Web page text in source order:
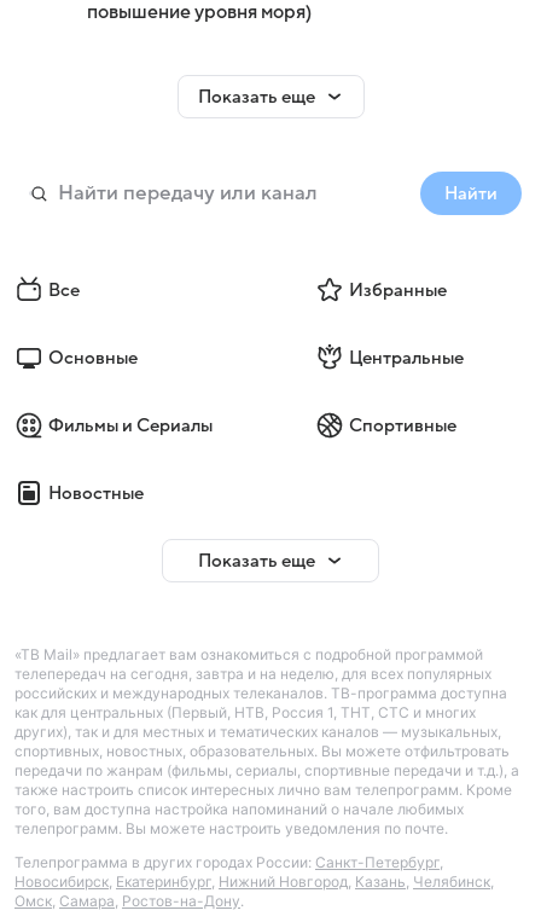
повышение уровня моря)
Показать еще
Найти
Все Избранные
Основные Центральные
Фильмы и Сериалы Спортивные
Новостные
Показать еще
«ТВ Mail» предлагает вам ознакомиться с подробной программой
телепередач на сегодня, завтра и на неделю, для всех популярных
российских и международных телеканалов. ТВ-программа доступна
как для центральных (Первый, НТВ, Россия 1, ТНТ, СТС и многих
других), так и для местных и тематических каналов — музыкальных,
спортивных, новостных, образовательных. Вы можете отфильтровать
передачи по жанрам (фильмы, сериалы, спортивные передачи и т.д.), а
также настроить список интересных лично вам телепрограмм. Кроме
того, вам доступна настройка напоминаний о начале любимых
телепрограмм. Вы можете настроить уведомления по почте.
Телепрограмма в других городах России: Санкт-Петербург,
Новосибирск, Екатеринбург, Нижний Новгород, Казань, Челябинск,
Омск, Самара, Ростов-на-Дону.